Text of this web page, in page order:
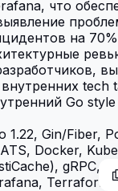
что
на 70%
tech
Go
1.22, Gin/Fiber,
Docker,
gRPC,
Terraform